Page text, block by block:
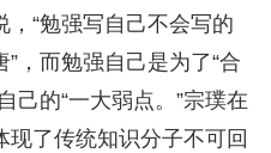
，“勉强写自己不会写的
，而勉强自己是为了“合
己的“一大弱点。”宗璞在
了传统知识分子不可回